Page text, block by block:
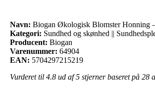
Navn: Biogan Økologisk Blomster Honning
Kategori: Sundhed og skønhed ||
Producent: Biogan
Varenummer: 64904
EAN: 5704297215219
Vurderet til 4.8 ud af 5 stjerner baseret på 28